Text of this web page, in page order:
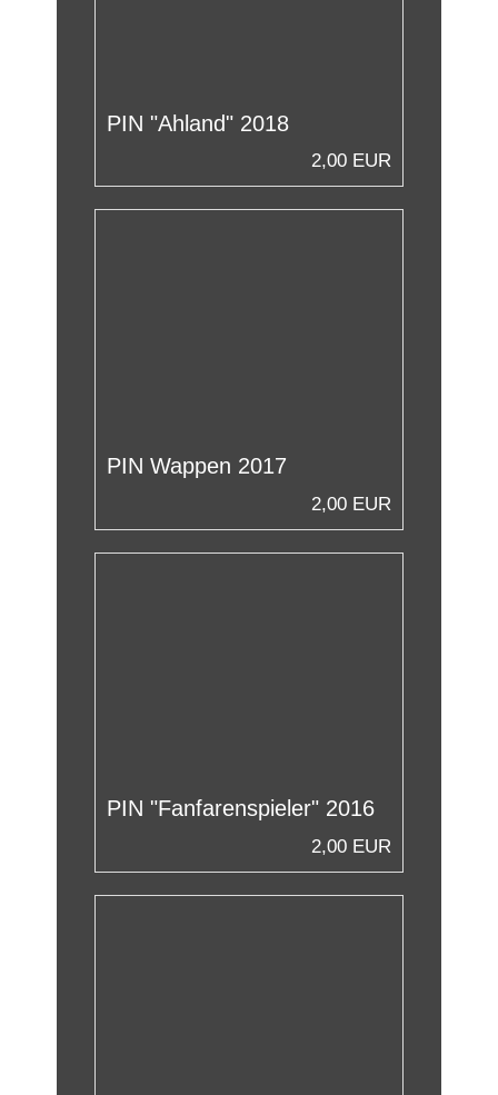
PIN "Ahland" 2018
2,00 EUR
PIN Wappen 2017
2,00 EUR
PIN "Fanfarenspieler" 2016
2,00 EUR